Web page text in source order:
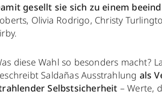
gesellt sie sich zu einem
Olivia Rodrigo, Christy
diese Wahl so besonders macht?
Saldañas Ausstrahlung als
Selbstsicherheit – Werte,